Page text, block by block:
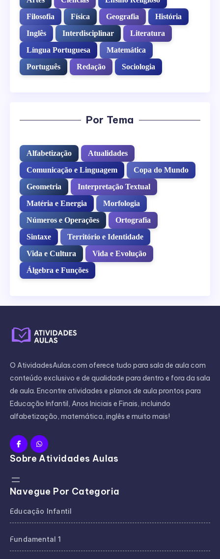
Filosofia
Física Geografia
História
Inglês
Interdisciplinar
Literatura
Língua Portuguesa
Matemática
Português
Redação Sociologia
Por Tema
Alfabetização
Atualidades
Comunicação e Linguagem
Copa do Mundo
Geometria
Interpretação Textual
Matéria e Energia
Morfologia
Números e Operações
Ortografia
Sintaxe
Território e Identidade
Vida e Cultura
Vida e Evolução
Álgebra e Funções
O AtividadesAulas.com oferece tudo para sala de aula com
conteúdo exclusivo e de qualidade para dentro e fora da sala
de aula. Encontre atividades e planos de aula prontos para
Educação Infantil, Anos Iniciais e Finais, incluindo
alfabetização, matemática, inglês e muito mais!
Sobre Atividades Aulas
Navegue Por Categoria
Educação Infantil
Fundamental 1